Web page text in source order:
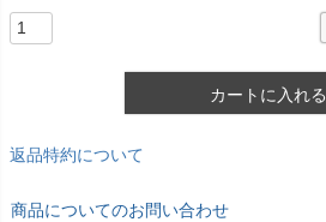
カートに入れる
返品特約について
商品についてのお問い合わせ